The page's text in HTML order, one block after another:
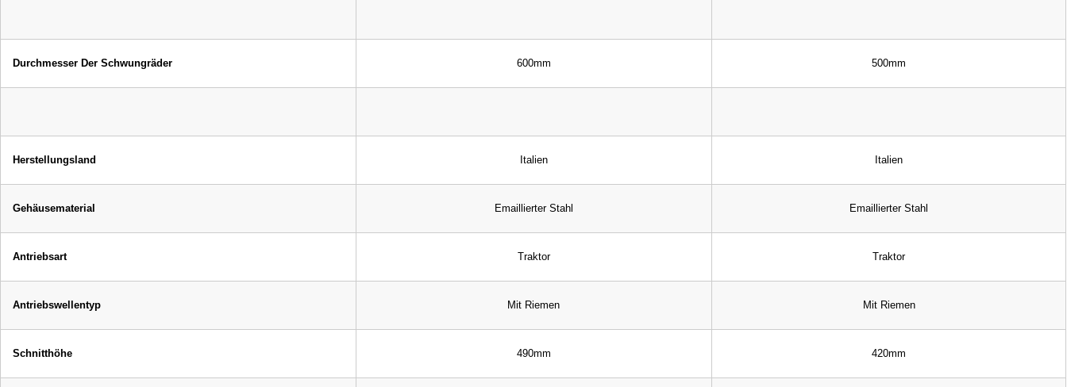
Durchmesser Der Schwungräder
Herstellungsland
Gehäusematerial
Antriebsart
Antriebswellentyp
Schnitthöhe
600mm
Italien
Emaillierter Stahl
Traktor
Mit Riemen
490mm
500mm
Italien
Emaillierter Stahl
Traktor
Mit Riemen
420mm